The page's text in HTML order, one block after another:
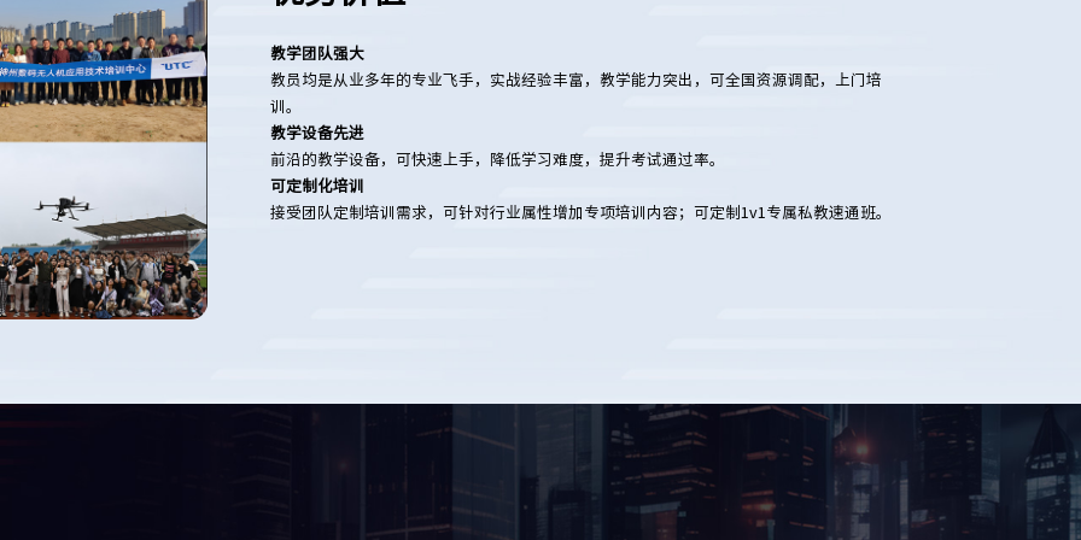
教学团队强大
教员均是从业多年的专业飞手，实战经验丰富，教学能力突出，可全国资源调配，上门培
训。
教学设备先进
前沿的教学设备，可快速上手，降低学习难度，提升考试通过率。
可定制化培训
接受团队定制培训需求，可针对行业属性增加专项培训内容；可定制1v1专属私教速通班。